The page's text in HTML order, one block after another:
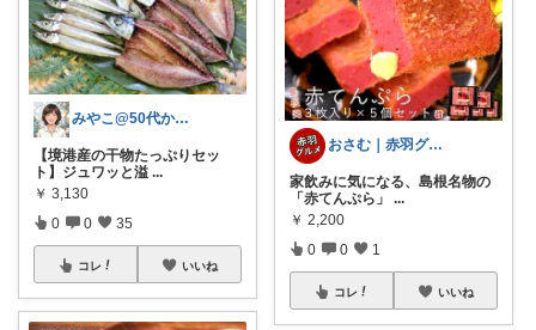
みやこ@50代からの肌悩み解決
【境港産の干物たっぷりセッ
ト】ジュワッと溢 ...
￥ 3,130
0 0 35
コレ いいね
おさむ｜赤羽グルメ&穴場スポット
家飲みに気になる、島根名物の
「赤てんぷら」
...
￥ 2,200
0 0 1
コレ いいね